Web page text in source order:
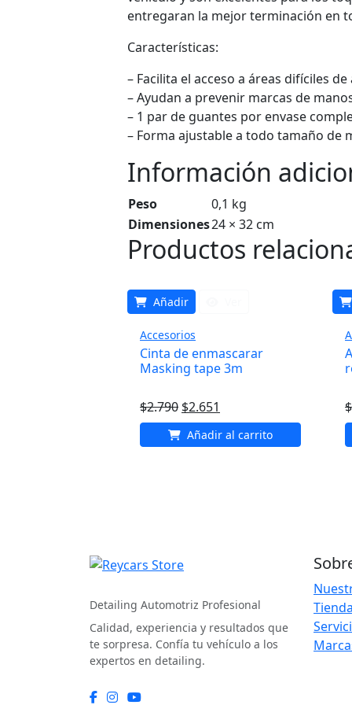
entregaran la mejor terminación en
Características:
– Facilita el acceso a áreas difíciles
– Ayudan a prevenir marcas de
– 1 par de guantes por envase
– Forma ajustable a todo tamaño de
Información
Peso
0,1 kg
Dimensiones24 × 32 cm
Productos
Añadir
Accesorios
Cinta de enmascarar
Masking tape 3m
$2.790 El
precio
original
$2.651
precio
actual
Añadir al carrito
$
Detailing Automotriz Profesional
Calidad, experiencia y resultados que
te sorpresa. Confía tu vehículo a los
expertos en detailing.